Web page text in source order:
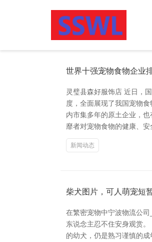
世界十强宠物食物企业
灵璧县森好服饰店 近日，
度，全面展现了我国宠物
内市集多年的原土企业，
靡者对宠物食物的健康、安
新闻动态
柴犬图片，可人萌宠短
在繁密宠物中宁波物流公
东说念主忍不住安身观赏
的幼犬，仍是熟习谨慎的